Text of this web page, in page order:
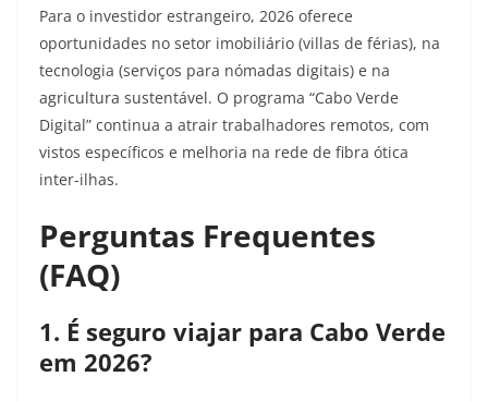
Para o investidor estrangeiro, 2026 oferece
oportunidades no setor imobiliário (villas de férias), na
tecnologia (serviços para nómadas digitais) e na
agricultura sustentável. O programa “Cabo Verde
Digital” continua a atrair trabalhadores remotos, com
vistos específicos e melhoria na rede de fibra ótica
inter-ilhas.
Perguntas Frequentes
(FAQ)
1. É seguro viajar para Cabo Verde
em 2026?